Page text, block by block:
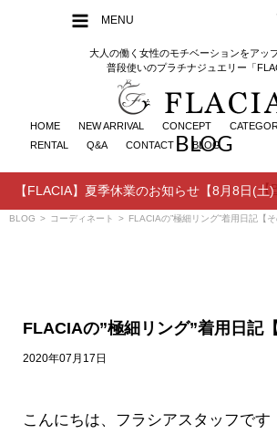
MENU
大人の働く女性のモチベーションをアッ
普段使いのプラチナジュエリー「
HOME NEW ARRIVAL CONCEPT
RENTAL
Q&A CONTACT BLOG
【FLACIA】夏季休業のお知らせ【8月8日(土
BLOG
【
BLOG > コーディネート > FLACIAの”極細リング”着用日記【そ
FLACIAの”極細リング”着用日記【
2020年07月17日
こんにちは、フラシアスタッフです